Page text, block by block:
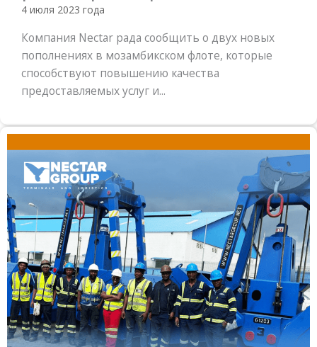
4 июля 2023 года
Компания Nectar рада сообщить о двух новых
пополнениях в мозамбикском флоте, которые
способствуют повышению качества
предоставляемых услуг и...